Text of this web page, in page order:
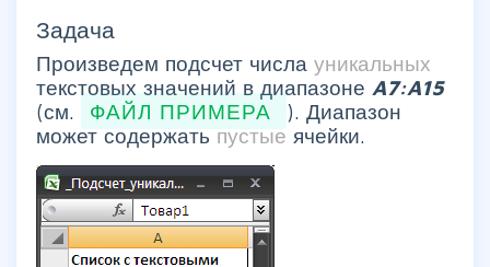
Задача
Произведем подсчет числа уникальных
текстовых значений в диапазоне A7:A15
(см.
ФАЙЛ ПРИМЕРА
). Диапазон
может содержать пустые ячейки.